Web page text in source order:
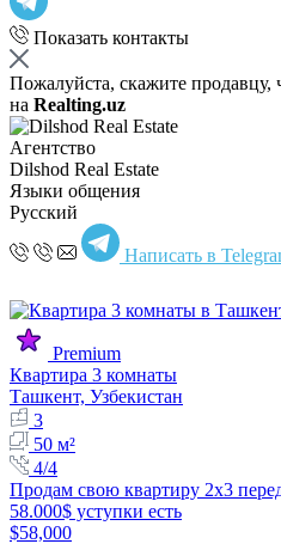
Показать контакты
Пожалуйста, скажите
на Realting.uz
Агентство
Dilshod Real Estate
Языки общения
Русский
Написать в
Premium
Квартира 3 комнаты
Ташкент, Узбекистан
3
50 м²
4/4
Продам свою квартиру 2х3
58.000$ уступки есть
$58,000